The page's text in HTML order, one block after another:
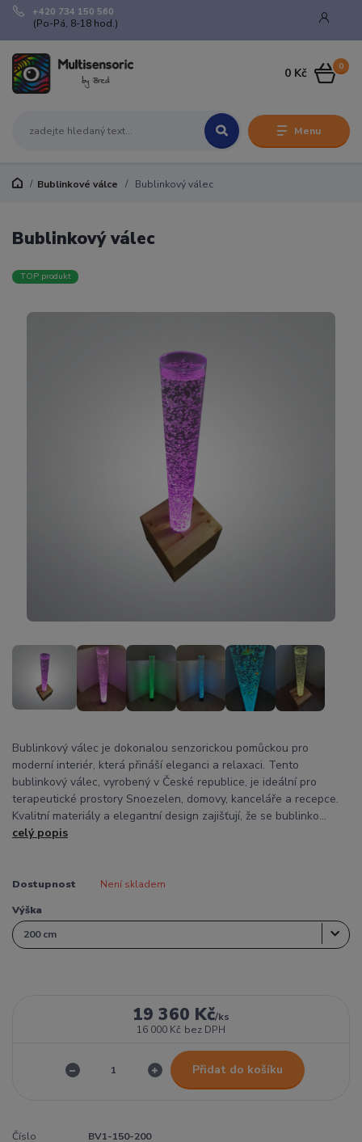
Menu
+420 734 150 560
(Po-Pá, 8-18 hod.)
0
0 Kč
Bublinkové válce Bublinkový válec
Bublinkový válec
TOP produkt
Bublinkový válec je dokonalou senzorickou pomůckou pro
moderní interiér, která přináší eleganci a relaxaci. Tento
bublinkový válec, vyrobený v České republice, je ideální pro
terapeutické prostory Snoezelen, domovy, kanceláře a recepce.
Kvalitní materiály a elegantní design zajišťují, že se bublinko...
celý popis
Dostupnost Není skladem
Výška
19 360 Kč/ks
16 000 Kč bez DPH
Přidat do košíku
Číslo
BV1-150-200